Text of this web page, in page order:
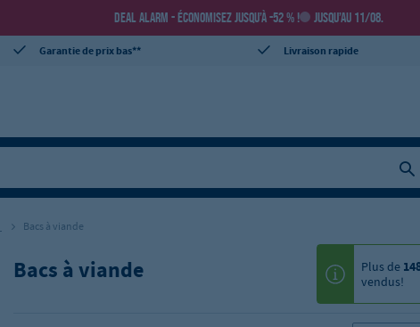
DEAL ALARM - ÉCONOMISEZ JUSQU’À -52 % ! JUSQU’AU 11/08.
Garantie de prix bas** Livraison rapide
Bacs à viande
Bacs à viande Plus de
vendus!